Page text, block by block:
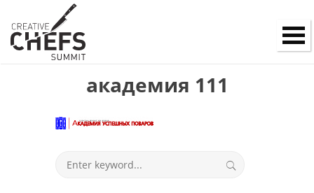
академия 111